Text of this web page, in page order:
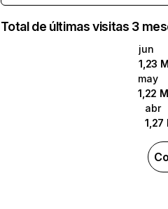
Total de últimas visitas 3
jun
1,23 M
may
1,22 M
abr
1,27